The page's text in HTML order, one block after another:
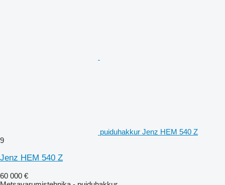
puiduhakkur Jenz HEM 540 Z
9
Jenz HEM 540 Z
60 000 €